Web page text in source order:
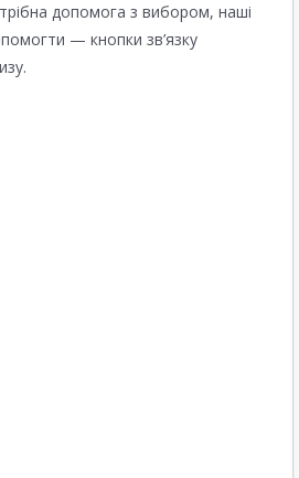
допомога з вибором, наші
— кнопки зв’язку